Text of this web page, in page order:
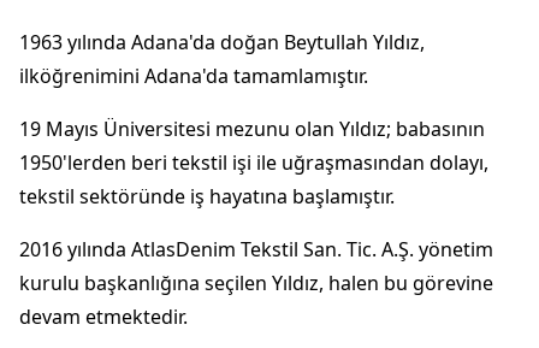
1963 yılında Adana'da doğan Beytullah Yıldız,
ilköğrenimini Adana'da tamamlamıştır.
19 Mayıs Üniversitesi mezunu olan Yıldız; babasının
1950'lerden beri tekstil işi ile uğraşmasından dolayı,
tekstil sektöründe iş hayatına başlamıştır.
2016 yılında AtlasDenim Tekstil San. Tic. A.Ş. yönetim
kurulu başkanlığına seçilen Yıldız, halen bu görevine
devam etmektedir.